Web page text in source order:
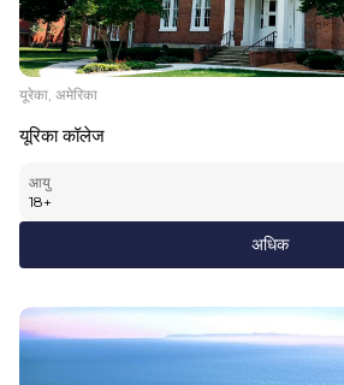
यूरेका, अमेरिका
यूरिका कॉलेज
आयु
18+
अधिक